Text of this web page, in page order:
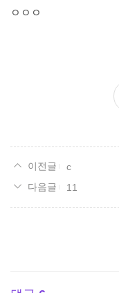
ㅇㅇㅇ
아
c
11